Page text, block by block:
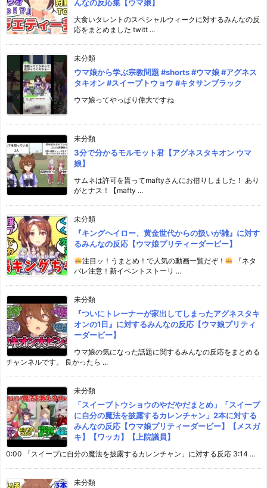
んなの反応集【ウマ娘】
大食いタレントのスペシャルウィークに対するみんなの反
応をまとめました twitt ...
未分類
ウマ娘から学ぶ宗教問題 #shorts #ウマ娘 #アグネス
タキオン #スイープトウョウ #キタサンブラック
ウマ娘ってやっぱり偉大ですね
未分類
3分で分かるモルモット君【アグネスタキオン ウマ
娘】
サムネは許可を貰ってmaftyさんにお借りしました！ あり
がとナス！【mafty ...
未分類
『キングヘイロー、黄金世代からの扱いが雑』に対す
るみんなの反応【ウマ娘プリティーダービー】
注目ッ！うまとめ！で人気の動画一覧だぞ！
『ネタ
バレ注意！新イベントストーリ ...
未分類
『ついにトレーナーが家出してしまったアグネスタキ
オンの1日』に対するみんなの反応【ウマ娘プリティ
ーダービー】
ウマ娘の気になった話題に関するみんなの反応をまとめる
チャンネルです。 良かったら ...
未分類
「スイープトウショウのやだやだまとめ」「スイープ
に自分の魔法を披露するカレンチャン」2本に対する
みんなの反応【ウマ娘プリティーダービー】【メスガ
キ】【ワッカ】【上院議員】
0:00 「スイープに自分の魔法を披露するカレンチャン」に対する反応 3:14 ...
未分類